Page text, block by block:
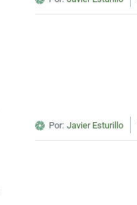
Por: Javier Esturillo